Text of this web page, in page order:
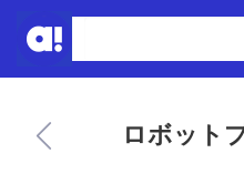
ロボット